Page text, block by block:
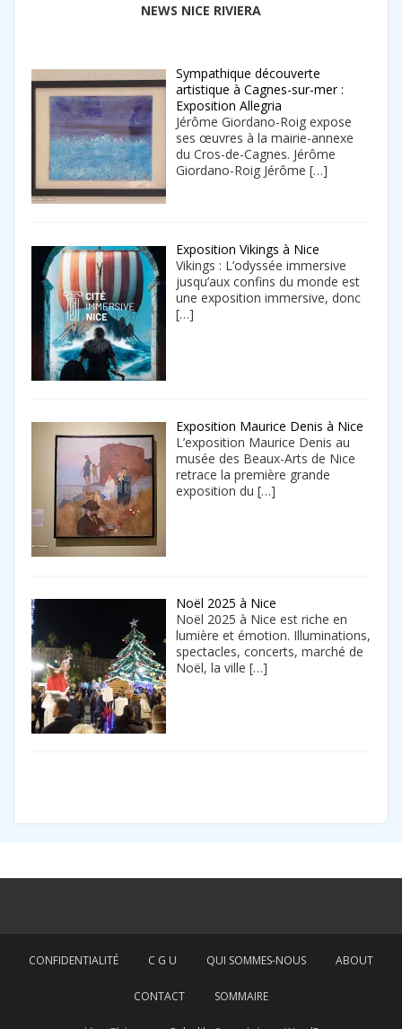
NEWS NICE RIVIERA
Sympathique découverte
artistique à Cagnes-sur-mer :
Exposition Allegria
Jérôme Giordano-Roig expose
ses œuvres à la mairie-annexe
du Cros-de-Cagnes. Jérôme
Giordano-Roig Jérôme […]
Exposition Vikings à Nice
Vikings : L’odyssée immersive
jusqu’aux confins du monde est
une exposition immersive, donc
[…]
Exposition Maurice Denis à Nice
L’exposition Maurice Denis au
musée des Beaux-Arts de Nice
retrace la première grande
exposition du […]
Noël 2025 à Nice
Noël 2025 à Nice est riche en
lumière et émotion. Illuminations,
spectacles, concerts, marché de
Noël, la ville […]
CONFIDENTIALITÉ C G U QUI SOMMES-NOUS ABOUT
CONTACT SOMMAIRE